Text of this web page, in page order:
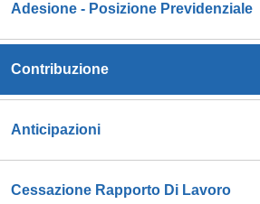
Adesione - Posizione Previdenziale
Contribuzione
Anticipazioni
Cessazione Rapporto Di Lavoro